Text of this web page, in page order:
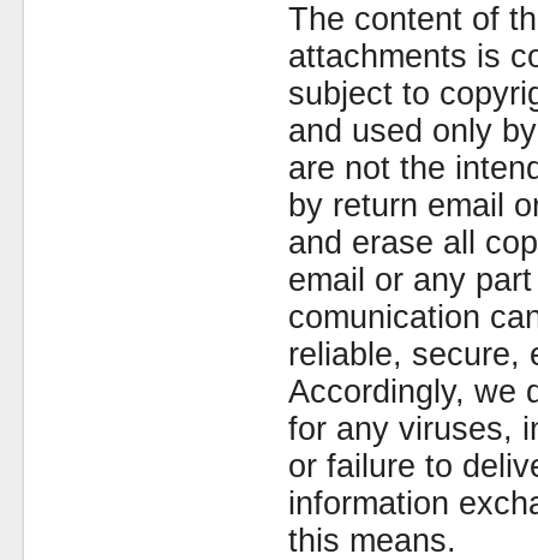
The content of
attachments is
subject to
and used only
are not the
by return email
and erase all
email or any
comunication
reliable, secure,
Accordingly, we
for any viruses,
or failure to
information
this means.